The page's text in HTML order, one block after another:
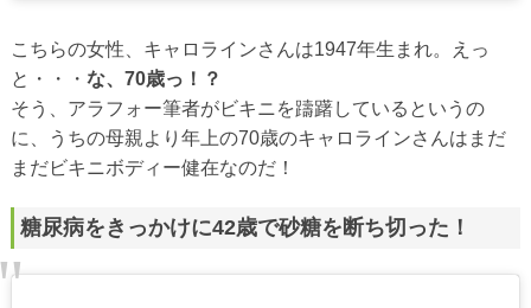
こちらの女性、キャロラインさんは1947年生まれ。えっ
と・・・ な、70歳っ！？
そう、アラフォー筆者がビキニを躊躇しているというの
に、うちの母親より年上の70歳のキャロラインさんはまだ
まだビキニボディー健在なのだ！
糖尿病をきっかけに42歳で砂糖を断ち切った！